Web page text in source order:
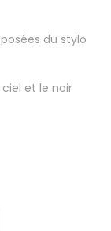
du stylo
et le noir